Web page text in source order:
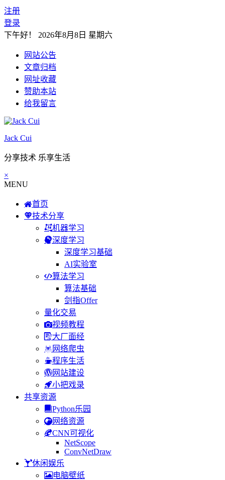
注册
登录
下午好！ 2026年8月8日 星期六
网站公告
文章归档
网址收藏
赞助本站
给我留言
Jack Cui
分享技术 乐享生活
×
MENU
首页
技术分享
机器学习
深度学习
深度学习基础
AI实验室
算法学习
算法基础
剑指Offer
量化交易
视频教程
大厂面经
网络爬虫
程序生活
网站建设
小把戏录
共享资源
Python乐园
网络资源
CNN可视化
NetScope
ConvNetDraw
休闲娱乐
电脑壁纸